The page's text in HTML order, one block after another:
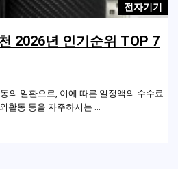
전자기기
2026년 인기순위 TOP 7
의 일환으로, 이에 따른 일정액의 수수료
활동 등을 자주하시는 ...